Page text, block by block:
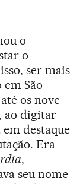
o
o
ser mais
São
os nove
ao digitar
destaque
Era
,
seu nome